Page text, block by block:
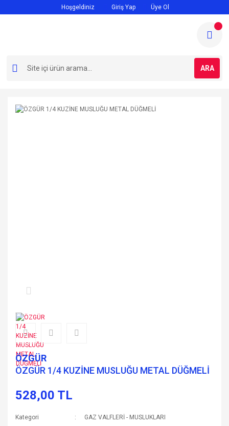
Hoşgeldiniz Giriş Yap Üye Ol
ARA
ÖZGÜR
ÖZGÜR 1/4 KUZİNE MUSLUĞU METAL DÜĞMELİ
528,00 TL
Kategori
GAZ VALFLERİ - MUSLUKLARI